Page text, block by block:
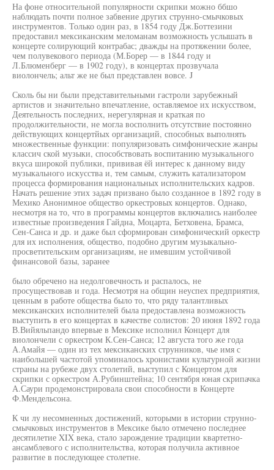
На фоне относительной популярности скрипки можно ббшо
наблюдать почти полное забвение других струнно-смычковых
инструментов. Только один раз, в 1854 году Дж.Боттезини
предоставил мексиканским меломанам возможность услышать в
концерте солирующий контрабас; дважды на протяжении более,
чем полувекового периода (М.Борер — в 1844 году и
Л.Блюменберг — в 1902 году), в концертах прозвучала
виолончель; альт же не был представлен вовсе. J
Сколь бы ни были представительными гастроли зарубежный
артистов и значительно впечатление, оставляемое их искусством,
Деятельность последних, нерегулярная и краткая по
продолжительности, не могла восполнить отсутствие постоянно
действующих концертйых организаций, способных выполнять
множественные функции: популяризовать симфонические жанры
классич ской музыки, способствовать воспитанию музыкального
вкуса широкой публики, прививая ёй интерес к данному виду
музыкального искусства и, тем самым, служить катализатором
процесса формирования национальных исполнительских кадров.
Начать решение этих задач призвано было созданное в 1892 году в
Мехико Анонимное общество оркестровых концертов. Однако,
несмотря на то, что в программы концертов включались наиболее
известные произведения Гайдна, Моцарта, Бетховена, Брамса,
Сен-Санса и др. и даже был сформирован симфонический оркестр
для их исполнения, общество, подобно другим музыкально-
просветительским организациям, не имевшим устойчивой
финансовой базы, заранее
было обречено на недолговечность и распалось, не
просуществовав и года. Несмотря на общин неуспех предприятия,
ценным в работе общества было то, что ряду талантливых
мексиканских исполнителей была предоставлена возможность
выступить в его концертах в качестве солистов: 20 июня 1892 года
В.Вийяльпандо впервые в Мексике исполнил Концерт для
виолончели с оркестром К.Сен-Санса; 12 августа того же года
А.Амайя — один из тех мексиканских струнников, чье имя с
наибольшей частотой упоминалось хронистами культурной жизни
страны на рубеже двух столетий, выступил с Концертом для
скрипки с оркестром А.Рубинштейна; 10 сентября юная скрипачка
А.Саури продемонстрировала свои способности в Концерте
Ф.Мендельсона.
К чи лу несомненных достижений, которыми в истории струнно-
смычковых инструментов в Мексике было отмечено последнее
десятилетие XIX века, стало зарождение традиции квартетно-
ансамблевого с исполнительства, которая получила активное
развитие в последующее столетне.